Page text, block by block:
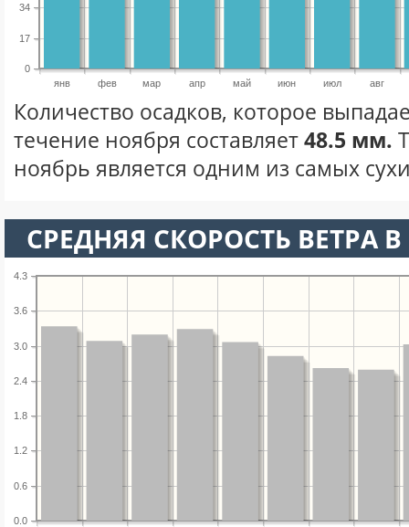
янв фев мар апр май июн июл авг
0
17
34
Количество осадков, которое
течение ноября составляет48.5 мм.
ноябрь является одним из самых
СРЕДНЯЯ СКОРОСТЬ ВЕТРА
0.0
0.6
1.2
1.8
2.4
3.0
3.6
4.3